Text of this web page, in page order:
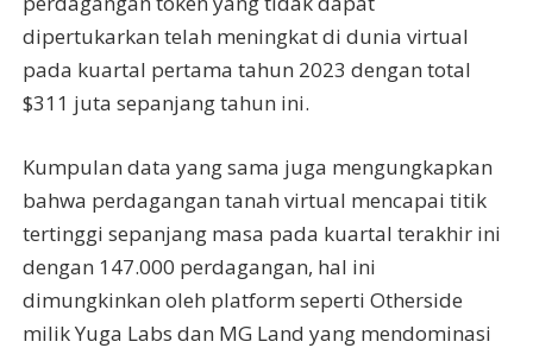
dipertukarkan telah meningkat di dunia virtual
pada kuartal pertama tahun 2023 dengan total
$311 juta sepanjang tahun ini.
Kumpulan data yang sama juga mengungkapkan
bahwa perdagangan tanah virtual mencapai titik
tertinggi sepanjang masa pada kuartal terakhir ini
dengan 147.000 perdagangan, hal ini
dimungkinkan oleh platform seperti Otherside
milik Yuga Labs dan MG Land yang mendominasi